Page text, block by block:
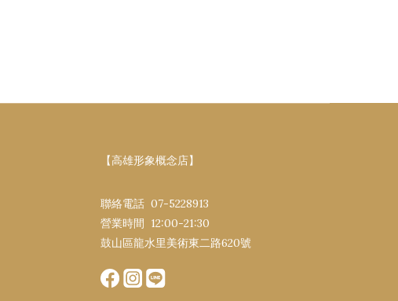
【高雄形象概念店】
聯絡電話 07-5228913
營業時間 12:00-21:30​
鼓山區龍水里美術東二路620號